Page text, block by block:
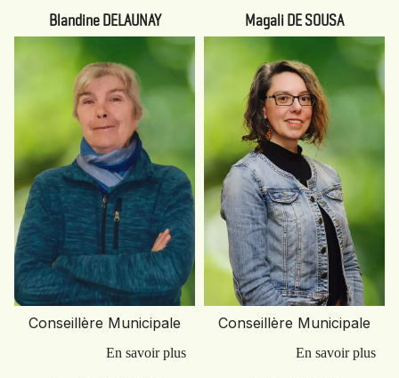
Blandine DELAUNAY
Conseillère Municipale
Magali DE SOUSA
Conseillère Municipale